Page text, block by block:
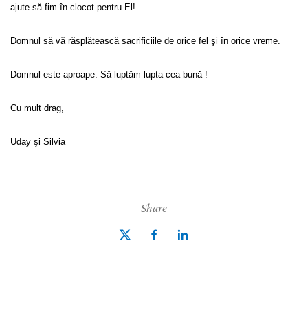
ajute să fim în clocot pentru El!
Domnul să vă răsplătească sacrificiile de orice fel şi în orice vreme.
Domnul este aproape. Să luptăm lupta cea bună !
Cu mult drag,
Uday şi Silvia
Share